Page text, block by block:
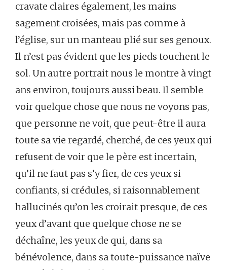
cravate claires également, les mains
sagement croisées, mais pas comme à
l’église, sur un manteau plié sur ses genoux.
Il n’est pas évident que les pieds touchent le
sol. Un autre portrait nous le montre à vingt
ans environ, toujours aussi beau. Il semble
voir quelque chose que nous ne voyons pas,
que personne ne voit, que peut-être il aura
toute sa vie regardé, cherché, de ces yeux qui
refusent de voir que le père est incertain,
qu’il ne faut pas s’y fier, de ces yeux si
confiants, si crédules, si raisonnablement
hallucinés qu’on les croirait presque, de ces
yeux d’avant que quelque chose ne se
déchaîne, les yeux de qui, dans sa
bénévolence, dans sa toute-puissance naïve